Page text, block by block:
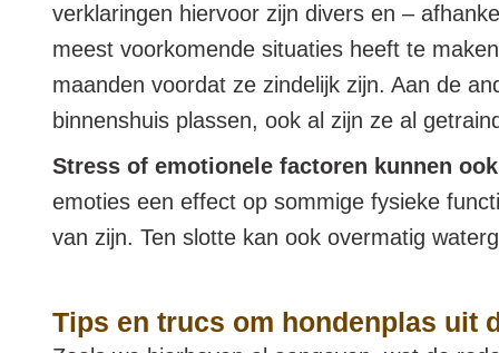
verklaringen hiervoor zijn divers en –
meest voorkomende situaties heeft te
maanden voordat ze zindelijk zijn. Aan de
binnenshuis plassen, ook al zijn ze al
Stress of emotionele factoren kunnen
emoties een effect op sommige fysieke
van zijn. Ten slotte kan ook overmatig
Tips en trucs om hondenplas uit